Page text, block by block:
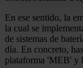
para
digitales)
Obtenga más
datos
En ese sentido, la
la cual se
de sistemas de
día. En concreto,
plataforma 'MEB' y